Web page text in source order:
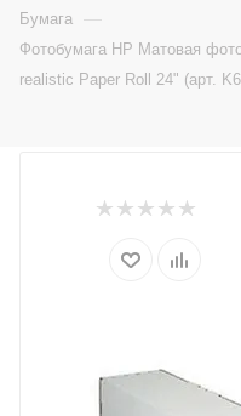
Бумага —
Фотобумага HP Матовая
realistic Paper Roll 24" (арт.